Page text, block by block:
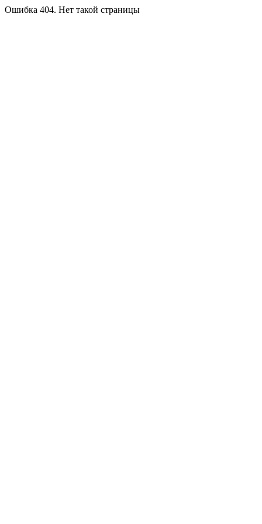
Ошибка 404. Нет такой страницы